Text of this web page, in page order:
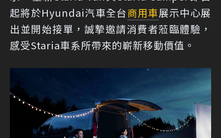
起將於Hyundai汽車全台商用車展示中心展
出並開始接單，誠摯邀請消費者蒞臨體驗，
感受Staria車系所帶來的嶄新移動價值。